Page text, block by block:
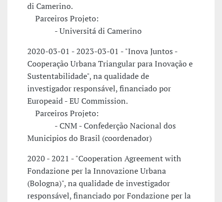
di Camerino.
Parceiros Projeto:
- Universitá di Camerino
2020-03-01 - 2023-03-01 - "Inova Juntos -
Cooperação Urbana Triangular para Inovação e
Sustentabilidade", na qualidade de
investigador responsável, financiado por
Europeaid - EU Commission.
Parceiros Projeto:
- CNM - Confederção Nacional dos
Municipios do Brasil (coordenador)
2020 - 2021 - "Cooperation Agreement with
Fondazione per la Innovazione Urbana
(Bologna)", na qualidade de investigador
responsável, financiado por Fondazione per la